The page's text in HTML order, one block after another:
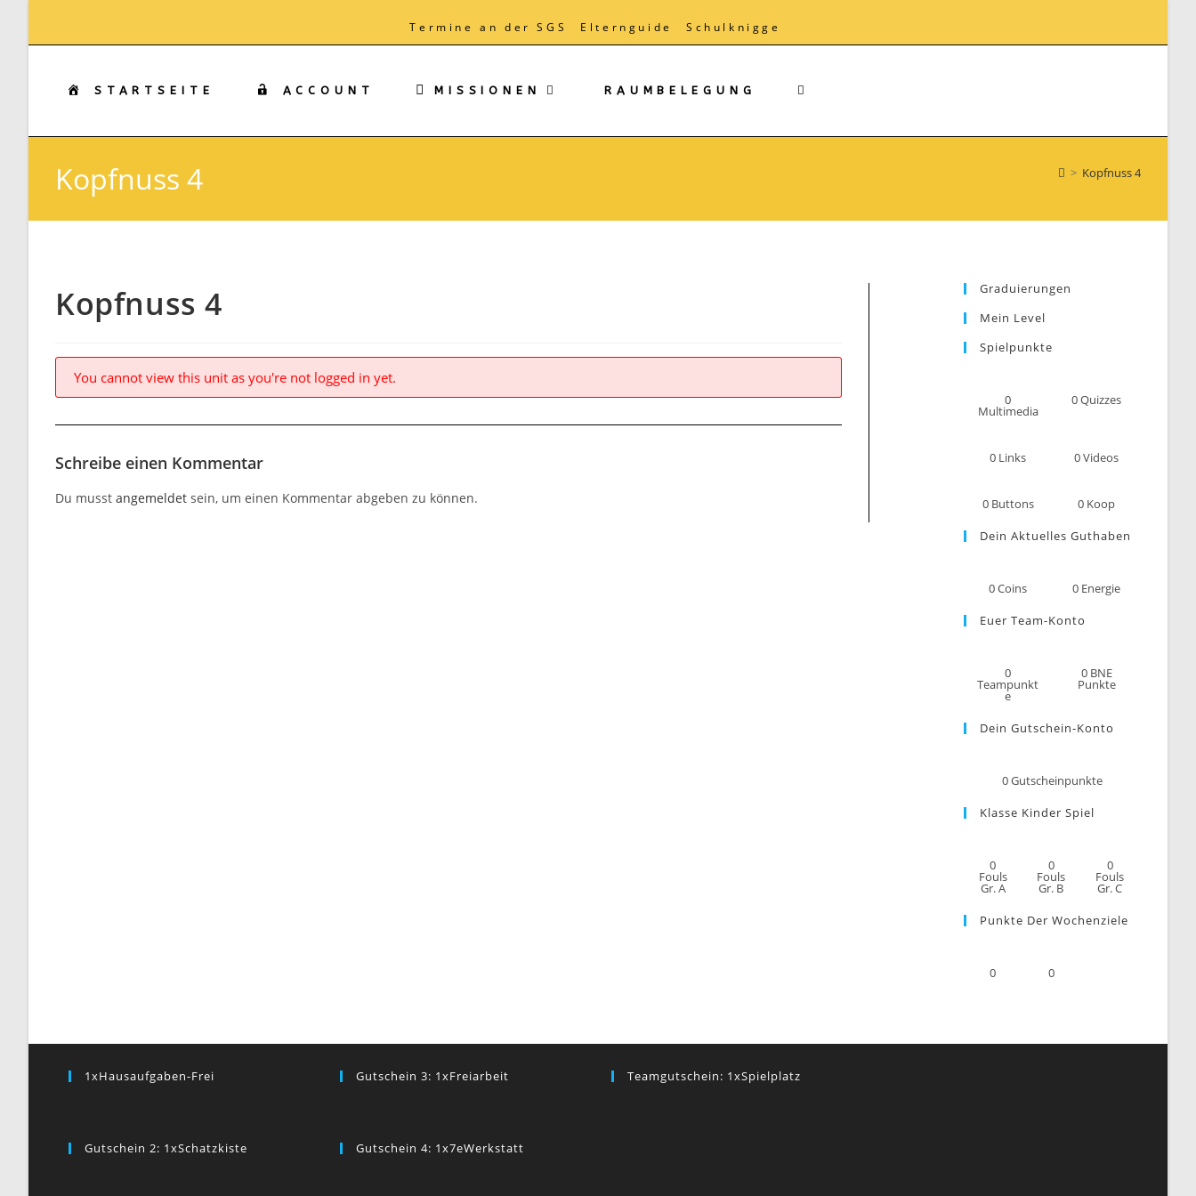
Termine an der SGS Elternguide Schulknigge
STARTSEITE ACCOUNT MISSIONEN RAUMBELEGUNG WEBSITE-
Kopfnuss 4 > Kopfnuss 4
Kopfnuss 4
You cannot view this unit as you're not logged in yet.
Schreibe einen Kommentar
Du musst angemeldet sein, um einen Kommentar abgeben zu können.
Graduierungen
Mein Level
Spielpunkte
0
Multimedia
0Quizzes
0 Links 0Videos
0 Buttons 0 Koop
Dein Aktuelles Guthaben
0Coins 0 Energie
Euer Team-Konto
0
Teampunkt
e
0 BNE
Punkte
Dein Gutschein-Konto
0Gutscheinpunkte
Klasse Kinder Spiel
0
Fouls
Gr. A
0
Fouls
Gr. B
0
Fouls
Gr. C
Punkte Der Wochenziele
0 0
1xHausaufgaben-Frei
Gutschein 2: 1xSchatzkiste
Gutschein 3: 1xFreiarbeit
Gutschein 4: 1x7eWerkstatt
Teamgutschein: 1xSpielplatz